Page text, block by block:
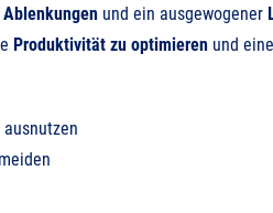
Ablenkungen und ein ausgewogener
Produktivität zu optimieren und